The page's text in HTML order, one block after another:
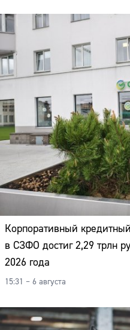
Корпоративный
в СЗФО достиг 2,29 трлн
2026 года
15:31 – 6 августа